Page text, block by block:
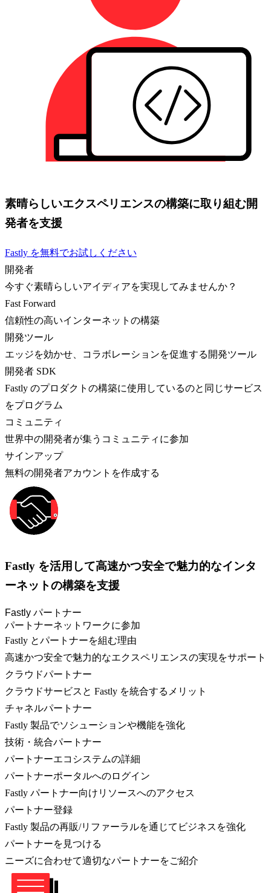
素晴らしいエクスペリエンスの構築に取り組む開
発者を支援
Fastly を無料でお試しください
開発者
今すぐ素晴らしいアイディアを実現してみませんか？
Fast Forward
信頼性の高いインターネットの構築
開発ツール
エッジを効かせ、コラボレーションを促進する開発ツール
開発者 SDK
Fastly のプロダクトの構築に使用しているのと同じサービス
をプログラム
コミュニティ
世界中の開発者が集うコミュニティに参加
サインアップ
無料の開発者アカウントを作成する
Fastly を活用して高速かつ安全で魅力的なインタ
ーネットの構築を支援
Fastly パートナー
パートナーネットワークに参加
Fastly とパートナーを組む理由
高速かつ安全で魅力的なエクスペリエンスの実現をサポート
クラウドパートナー
クラウドサービスと Fastly を統合するメリット
チャネルパートナー
Fastly 製品でソシューションや機能を強化
技術・統合パートナー
パートナーエコシステムの詳細
パートナーポータルへのログイン
Fastly パートナー向けリソースへのアクセス
パートナー登録
Fastly 製品の再販/リファーラルを通じてビジネスを強化
パートナーを見つける
ニーズに合わせて適切なパートナーをご紹介